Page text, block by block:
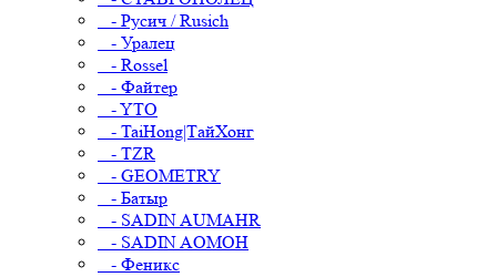
- Русич / Rusich
- Уралец
- Rossel
- Файтер
- YTO
- TaiHong|ТайХонг
- TZR
- GEOMETRY
- Батыр
- SADIN AUMAHR
- SADIN AOMOH
- Феникс